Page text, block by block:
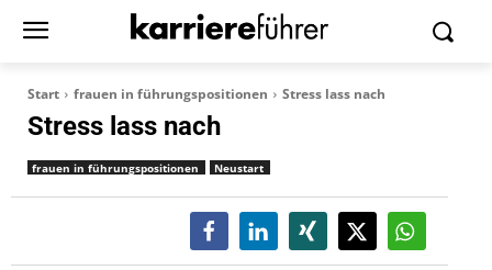
Start frauen in führungspositionen Stress lass nach
Stress lass nach
frauen in führungspositionen Neustart